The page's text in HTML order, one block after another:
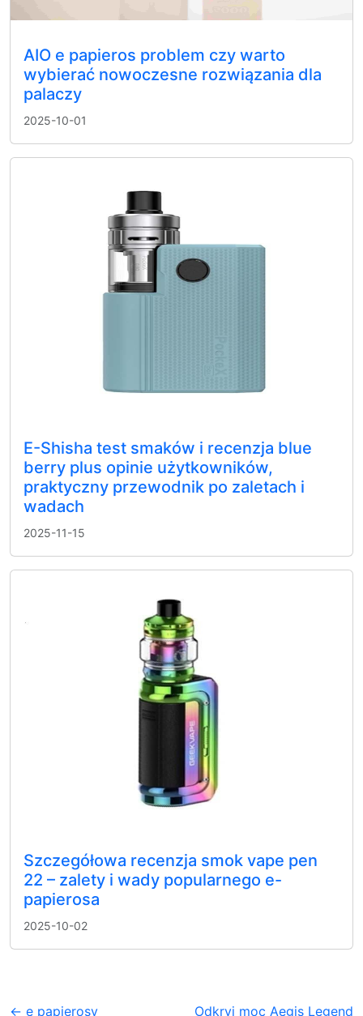
AIO e papieros problem czy warto
wybierać nowoczesne rozwiązania dla
palaczy
2025-10-01
E-Shisha test smaków i recenzja blue
berry plus opinie użytkowników,
praktyczny przewodnik po zaletach i
wadach
2025-11-15
Szczegółowa recenzja smok vape pen
22 – zalety i wady popularnego e-
papierosa
2025-10-02
← e papierosy Odkryj moc Aegis Legend